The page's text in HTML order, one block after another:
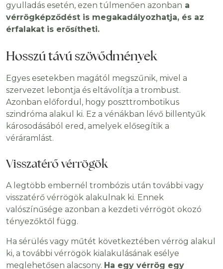
gyulladás esetén, ezen túlmenően azonban a
vérrögképződést is megakadályozhatja, és az
érfalakat is erősítheti.
Hosszú távú szövődmények
Egyes esetekben magától megszűnik, mivel a
szervezet lebontja és eltávolítja a trombust.
Azonban előfordul, hogy poszttrombotikus
szindróma alakul ki. Ez a vénákban lévő billentyűk
károsodásából ered, amelyek elősegítik a
véráramlást.
Visszatérő vérrögök
A legtöbb embernél trombózis után további vagy
visszatérő vérrögök alakulnak ki. Ennek
valószínűsége azonban a kezdeti vérrögöt okozó
tényezőktől függ.
Ha sérülés vagy műtét következtében vérrög alakul
ki, a további vérrögök kialakulásának esélye
meglehetősen alacsony. Ha egy vérrög egy